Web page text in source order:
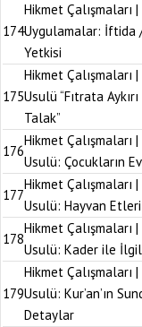
174
Hikmet Çalışmaları |
Uygulamalar: İftida /
Yetkisi
175
Hikmet Çalışmaları |
Usulü “Fıtrata
Talak”
176
Hikmet Çalışmaları |
Usulü: Çocukların
177
Hikmet Çalışmaları |
Usulü: Hayvan
178
Hikmet Çalışmaları |
Usulü: Kader ile
179
Hikmet Çalışmaları |
Usulü: Kur’an’ın
Detaylar